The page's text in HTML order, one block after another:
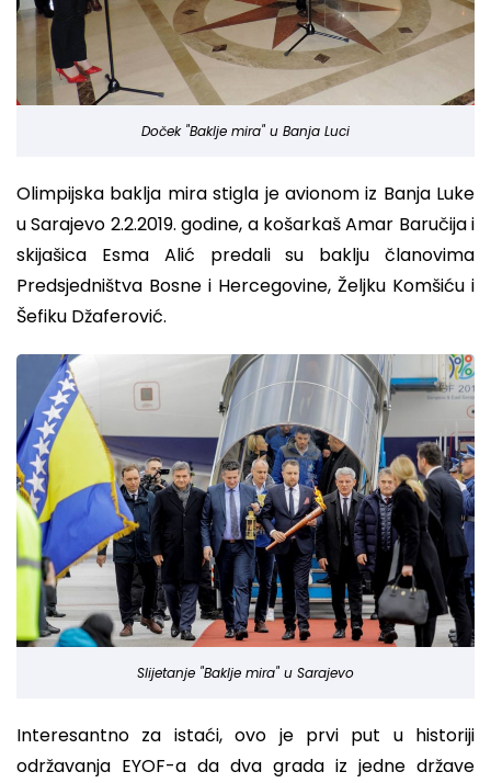
Doček "Baklje mira" u Banja Luci
Olimpijska baklja mira stigla je avionom iz Banja Luke
u Sarajevo 2.2.2019. godine, a košarkaš Amar Baručija i
skijašica Esma Alić predali su baklju članovima
Predsjedništva Bosne i Hercegovine, Željku Komšiću i
Šefiku Džaferović.
Slijetanje "Baklje mira" u Sarajevo
Interesantno za istaći, ovo je prvi put u historiji
održavanja EYOF-a da dva grada iz jedne države